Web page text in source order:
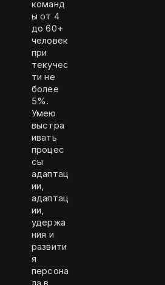
команд
ы от 4
до 60+
человек
при
текучес
ти не
более
5%.
Умею
выстра
ивать
процес
сы
адаптац
ии,
адаптац
ии,
удержа
ния и
развити
я
персона